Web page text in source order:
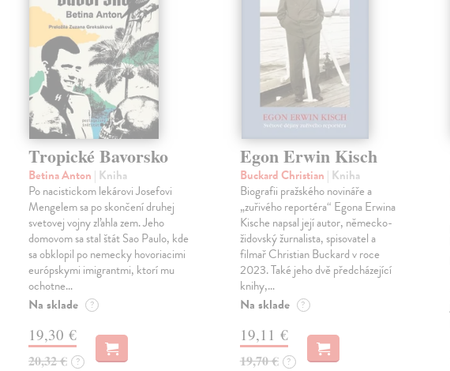
Tropické Bavorsko
Betina Anton | Kniha
Po nacistickom lekárovi Josefovi
Mengelem sa po skončení druhej
svetovej vojny zľahla zem. Jeho
domovom sa stal štát Sao Paulo, kde
sa obklopil po nemecky hovoriacimi
európskymi imigrantmi, ktorí mu
ochotne…
Na sklade ?
19,30 €
20,32 € ?
Egon Erwin Kisch
Buckard Christian | Kniha
Biografii pražského novináře a
„zuřivého reportéra“ Egona Erwina
Kische napsal její autor, německo-
židovský žurnalista, spisovatel a
filmař Christian Buckard v roce
2023. Také jeho dvě předcházející
knihy,…
Na sklade ?
19,11 €
19,70 € ?